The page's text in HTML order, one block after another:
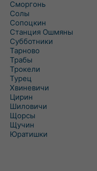
Сморгонь
Солы
Сопоцкин
Станция Ошмяны
Субботники
Тарново
Трабы
Трокели
Турец
Хвиневичи
Цирин
Шиловичи
Щорсы
Щучин
Юратишки